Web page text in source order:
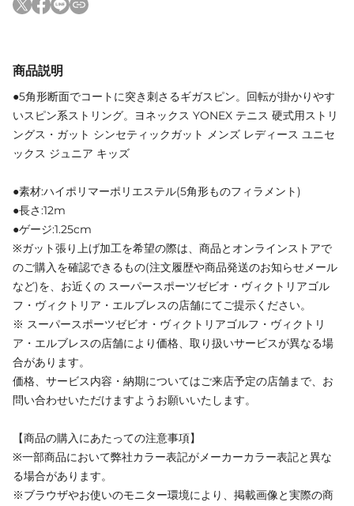
商品説明
●5角形断面でコートに突き刺さるギガスピン。回転が掛かりやす
いスピン系ストリング。ヨネックス YONEX テニス 硬式用ストリ
ングス・ガット シンセティックガット メンズ レディース ユニセ
ックス ジュニア キッズ
●素材:ハイポリマーポリエステル(5角形ものフィラメント)
●長さ:12m
●ゲージ:1.25cm
※ガット張り上げ加工を希望の際は、商品とオンラインストアで
のご購入を確認できるもの(注文履歴や商品発送のお知らせメール
など)を、お近くの スーパースポーツゼビオ・ヴィクトリアゴル
フ・ヴィクトリア・エルブレスの店舗にてご提示ください。
※ スーパースポーツゼビオ・ヴィクトリアゴルフ・ヴィクトリ
ア・エルブレスの店舗により価格、取り扱いサービスが異なる場
合があります。
価格、サービス内容・納期についてはご来店予定の店舗まで、お
問い合わせいただけますようお願いいたします。
【商品の購入にあたっての注意事項】
※一部商品において弊社カラー表記がメーカーカラー表記と異な
る場合があります。
※ブラウザやお使いのモニター環境により、掲載画像と実際の商